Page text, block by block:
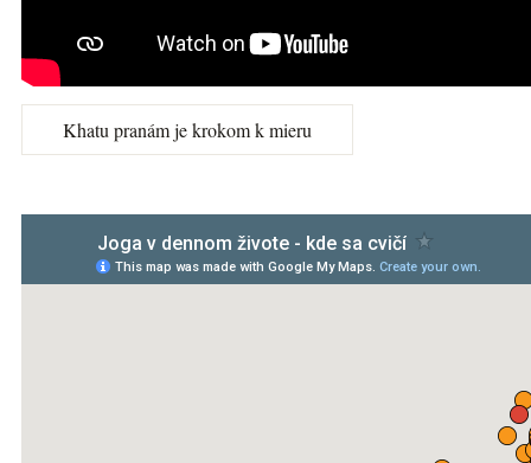
Khatu pranám je krokom k mieru